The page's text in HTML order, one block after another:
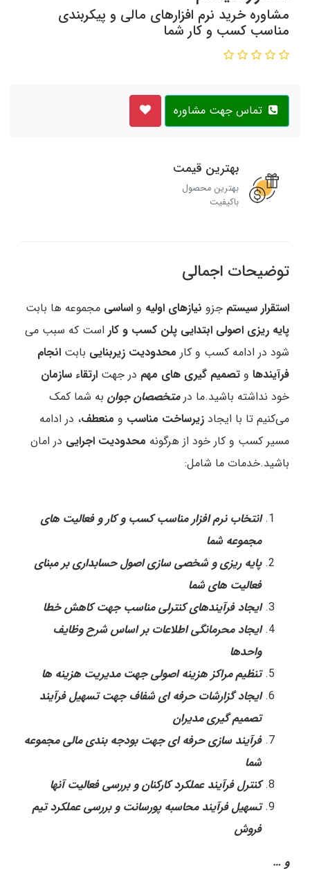
مشاوره خرید نرم افزارهای مالی و پیکربندی
مناسب کسب و کار شما
بهترین قیمت
بهترین محصول
باکیفیت
توضیحات اجمالی
استقرار سیستم جزو نیازهای اولیه و اساسی مجموعه ها بابت
پایه ریزی اصولی ابتدایی پلن کسب و کار است که سبب می
شود در ادامه کسب و کار محدودیت زیربنایی بابت انجام
فرآیندها و تصمیم گیری های مهم در جهت ارتقاء سازمان
خود نداشته باشید.ما درمتخصصان جوان به شما کمک
می‌کنیم تا با ایجاد زیرساخت مناسب و منعطف، در ادامه
مسیر کسب و کار خود از هرگونه محدودیت اجرایی در امان
باشید.خدمات ما شامل:
انتخاب نرم افزار مناسب کسب و کار و فعالیت های
مجموعه شما
پایه ریزی و شخصی سازی اصول حسابداری بر مبنای
فعالیت های شما
ایجاد فرآیندهای کنترلی مناسب جهت کاهش خطا
ایجاد محرمانگی اطلاعات بر اساس شرح وظایف
واحدها
تنظیم مراکز هزینه اصولی جهت مدیریت هزینه ها
ایجاد گزارشات حرفه ای شفاف جهت تسهیل فرآیند
تصمیم گیری مدیران
فرآیند سازی حرفه ای جهت بودجه بندی مالی مجموعه
شما
کنترل فرآیند عملکرد کارکنان و بررسی فعالیت آنها
تسهیل فرآیند محاسبه پورسانت و بررسی عملکرد تیم
فروش
و …